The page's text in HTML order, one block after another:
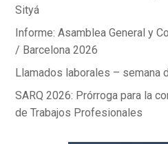
Sityá
Informe: Asamblea General y
/ Barcelona 2026
Llamados laborales – semana
SARQ 2026: Prórroga para la
de Trabajos Profesionales